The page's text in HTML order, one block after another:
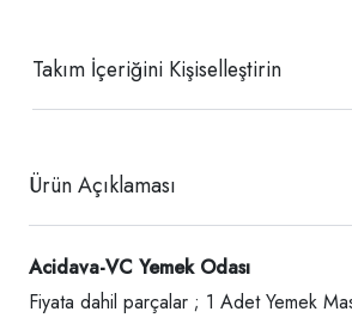
Takım İçeriğini Kişiselleştirin
Ürün Açıklaması
Acidava-VC Yemek Odası
Fiyata dahil parçalar ; 1 Adet Yemek